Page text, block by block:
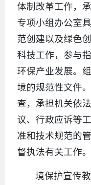
体制改革工作，
专项小组办公室
范创建以及绿色
科技工作，参与
环保产业发展。
境的规范性文件
查，承担机关依
议、行政应诉等
准和技术规范的
督执法有关工作
境保护宣传